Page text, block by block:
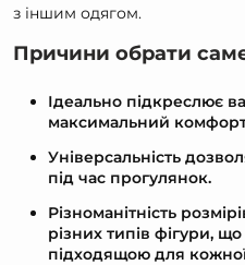
з іншим одягом.
Причини обрати
Ідеально підкреслює
максимальний
Універсальність
під час прогулянок.
Різноманітність
різних типів фігури,
підходящою для